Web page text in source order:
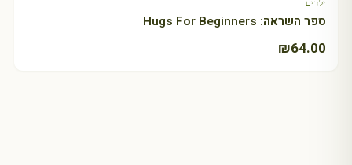
ילדים
ספר השראה: Hugs For Beginners
₪64.00